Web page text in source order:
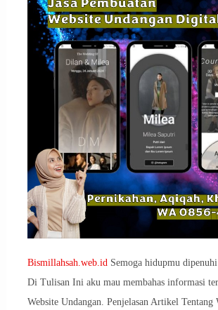
Bismillahsah.web.idSemoga hidupmu
Di Tulisan Ini aku mau membahas informasi
Website Undangan. Penjelasan Artikel Tentang